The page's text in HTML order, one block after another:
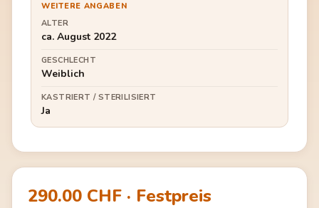
WEITERE ANGABEN
ALTER
ca. August 2022
GESCHLECHT
Weiblich
KASTRIERT / STERILISIERT
Ja
290.00 CHF · Festpreis